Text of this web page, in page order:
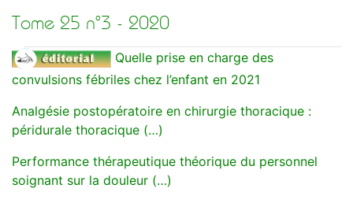
Tome 25 n°3 - 2020
Quelle prise en charge des
convulsions fébriles chez l’enfant en 2021
Analgésie postopératoire en chirurgie thoracique :
péridurale thoracique (…)
Performance thérapeutique théorique du personnel
soignant sur la douleur (…)